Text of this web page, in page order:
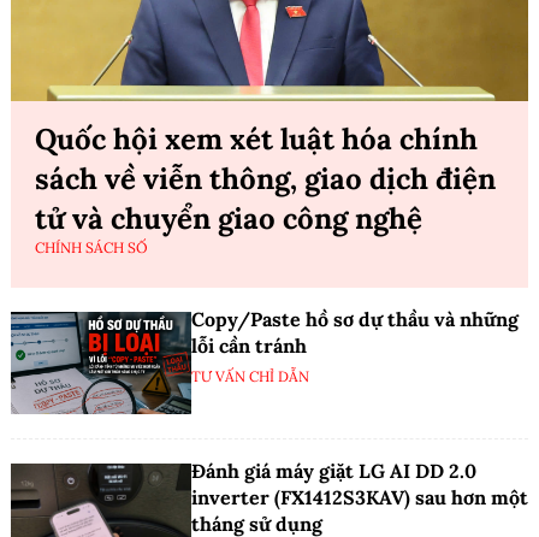
Quốc hội xem xét luật hóa chính
sách về viễn thông, giao dịch điện
tử và chuyển giao công nghệ
CHÍNH SÁCH SỐ
Copy/Paste hồ sơ dự thầu và những
lỗi cần tránh
TƯ VẤN CHỈ DẪN
Đánh giá máy giặt LG AI DD 2.0
inverter (FX1412S3KAV) sau hơn một
tháng sử dụng